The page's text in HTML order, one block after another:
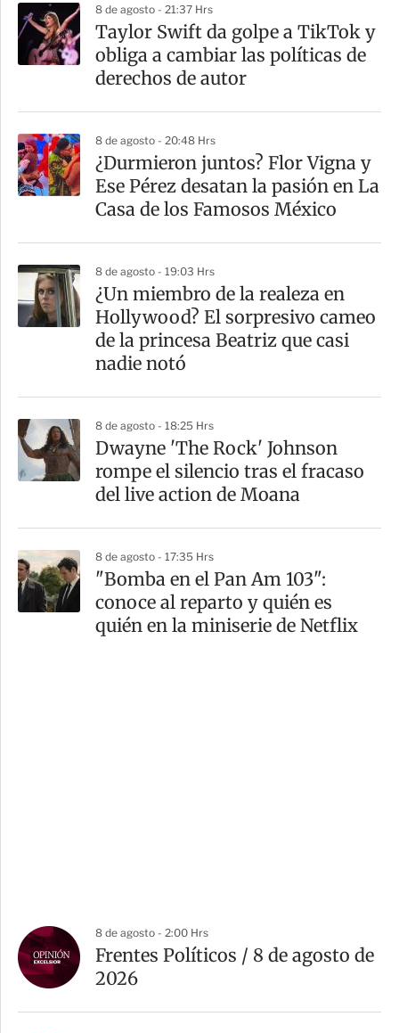
a
r
t
8 de agosto - 21:37 Hrs
Taylor Swift da golpe a TikTok y
obliga a cambiar las políticas de
derechos de autor
8 de agosto - 20:48 Hrs
¿Durmieron juntos? Flor Vigna y
Ese Pérez desatan la pasión en La
Casa de los Famosos México
8 de agosto - 19:03 Hrs
¿Un miembro de la realeza en
Hollywood? El sorpresivo cameo
de la princesa Beatriz que casi
nadie notó
8 de agosto - 18:25 Hrs
Dwayne 'The Rock' Johnson
rompe el silencio tras el fracaso
del live action de Moana
8 de agosto - 17:35 Hrs
"Bomba en el Pan Am 103":
conoce al reparto y quién es
quién en la miniserie de Netflix
8 de agosto - 2:00 Hrs
Frentes Políticos / 8 de agosto de
2026